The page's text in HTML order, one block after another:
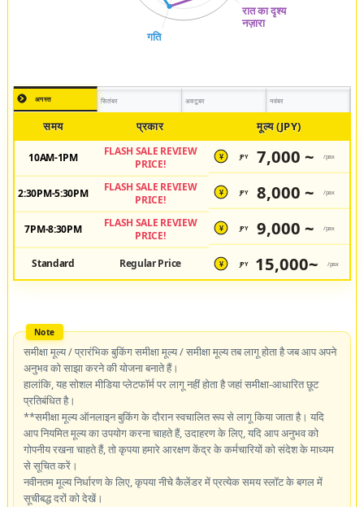
अगस्त सितंबर अक्टूबर नवंबर
समय प्रकार मूल्य (JPY)
10AM-1PM
FLASH SALE REVIEW
PRICE!
¥ JPY 7,000 ~ /pax
2:30PM-5:30PM
FLASH SALE REVIEW
PRICE!
¥ JPY 8,000 ~ /pax
7PM-8:30PM
FLASH SALE REVIEW
PRICE!
¥ JPY 9,000 ~ /pax
Standard Regular Price ¥ JPY 15,000~ /pax
समीक्षा मूल्य / प्रारंभिक बुकिंग समीक्षा मूल्य / समीक्षा मूल्य तब लागू होता है जब आप अपने
अनुभव को साझा करने की योजना बनाते हैं।
हालांकि, यह सोशल मीडिया प्लेटफॉर्म पर लागू नहीं होता है जहां समीक्षा-आधारित छूट
प्रतिबंधित है।
**समीक्षा मूल्य ऑनलाइन बुकिंग के दौरान स्वचालित रूप से लागू किया जाता है। यदि
आप नियमित मूल्य का उपयोग करना चाहते हैं, उदाहरण के लिए, यदि आप अनुभव को
गोपनीय रखना चाहते हैं, तो कृपया हमारे आरक्षण केंद्र के कर्मचारियों को संदेश के माध्यम
से सूचित करें।
नवीनतम मूल्य निर्धारण के लिए, कृपया नीचे कैलेंडर में प्रत्येक समय स्लॉट के बगल में
सूचीबद्ध दरों को देखें।